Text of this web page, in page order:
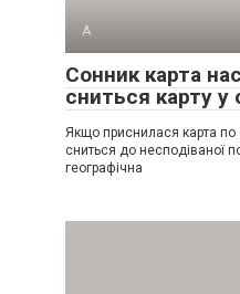
А
Сонник карта
сниться карту у
Якщо приснилася карта по
сниться до несподіваної
географічна